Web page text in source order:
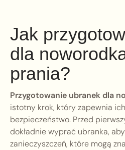
Jak
dla
prania?
Przygotowanie ubranek dla
istotny krok, który zapewnia
bezpieczeństwo. Przed
dokładnie wyprać ubranka,
zanieczyszczeń, które mogą